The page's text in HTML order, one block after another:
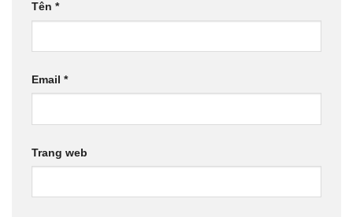
Tên *
Email *
Trang web